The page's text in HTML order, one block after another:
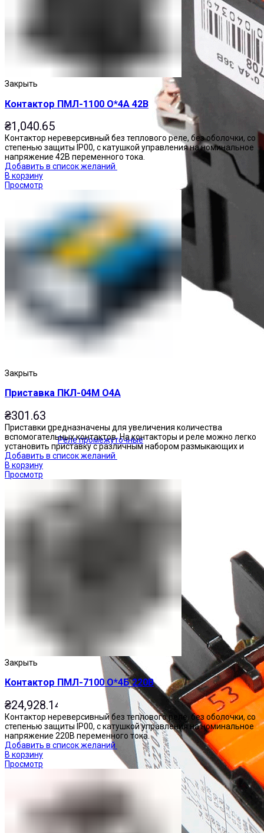
Реле промежуточные
Закрыть
Контактор ПМЛ-1100 О*4А 42В
₴1,040.65
Контактор нереверсивный без теплового реле, без оболочки, со
степенью защиты IP00, с катушкой управления на номинальное
напряжение 42В переменного тока.
Добавить в список желаний
В корзину
Просмотр
Закрыть
Приставка ПКЛ-04М О4А
₴301.63
Приставки предназначены для увеличения количества
вспомогательных контактов. На контакторы и реле можно легко
установить приставку с различным набором размыкающих и
Добавить в список желаний
В корзину
Просмотр
Закрыть
Контактор ПМЛ-7100 О*4Б 220В
₴24,928.14
Контактор нереверсивный без теплового реле, без оболочки, со
степенью защиты IP00, с катушкой управления на номинальное
напряжение 220В переменного тока.
Добавить в список желаний
В корзину
Просмотр